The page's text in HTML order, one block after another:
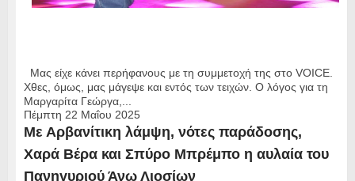
Μας είχε κάνει περήφανους με τη συμμετοχή της στο VOICE.
Χθες, όμως, μας μάγεψε και εντός των τειχών. Ο λόγος για τη
Μαργαρίτα Γεώργα,...
Πέμπτη 22 Μαΐου 2025
Με Αρβανίτικη λάμψη, νότες παράδοσης,
Χαρά Βέρα και Σπύρο Μπρέμπο η αυλαία του
Πανηγυριού Άνω Λιοσίων